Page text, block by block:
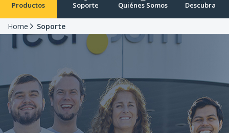
Productos Soporte Quiénes Somos Descubra
Home Soporte